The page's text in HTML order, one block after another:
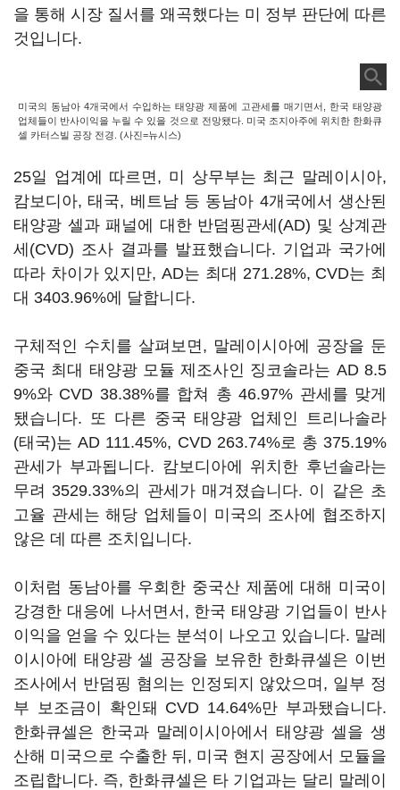
을 통해 시장 질서를 왜곡했다는 미 정부 판단에 따른
것입니다.
미국의 동남아 4개국에서 수입하는 태양광 제품에 고관세를 매기면서, 한국 태양광
업체들이 반사이익을 누릴 수 있을 것으로 전망됐다. 미국 조지아주에 위치한 한화큐
셀 카터스빌 공장 전경. (사진=뉴시스)
25일 업계에 따르면, 미 상무부는 최근 말레이시아,
캄보디아, 태국, 베트남 등 동남아 4개국에서 생산된
태양광 셀과 패널에 대한 반덤핑관세(AD) 및 상계관
세(CVD) 조사 결과를 발표했습니다. 기업과 국가에
따라 차이가 있지만, AD는 최대 271.28%, CVD는 최
대 3403.96%에 달합니다.
구체적인 수치를 살펴보면, 말레이시아에 공장을 둔
중국 최대 태양광 모듈 제조사인 징코솔라는 AD 8.5
9%와 CVD 38.38%를 합쳐 총 46.97% 관세를 맞게
됐습니다. 또 다른 중국 태양광 업체인 트리나솔라
(태국)는 AD 111.45%, CVD 263.74%로 총 375.19%
관세가 부과됩니다. 캄보디아에 위치한 후넌솔라는
무려 3529.33%의 관세가 매겨졌습니다. 이 같은 초
고율 관세는 해당 업체들이 미국의 조사에 협조하지
않은 데 따른 조치입니다.
이처럼 동남아를 우회한 중국산 제품에 대해 미국이
강경한 대응에 나서면서, 한국 태양광 기업들이 반사
이익을 얻을 수 있다는 분석이 나오고 있습니다. 말레
이시아에 태양광 셀 공장을 보유한 한화큐셀은 이번
조사에서 반덤핑 혐의는 인정되지 않았으며, 일부 정
부 보조금이 확인돼 CVD 14.64%만 부과됐습니다.
한화큐셀은 한국과 말레이시아에서 태양광 셀을 생
산해 미국으로 수출한 뒤, 미국 현지 공장에서 모듈을
조립합니다. 즉, 한화큐셀은 타 기업과는 달리 말레이